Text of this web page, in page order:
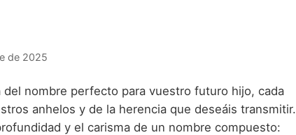
de 2025
del nombre perfecto para vuestro futuro hijo, cada
anhelos y de la herencia que deseáis transmitir.
y el carisma de un nombre compuesto: